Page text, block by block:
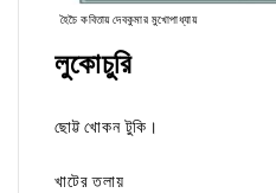
হৈচৈ কবিতায় দেবকুমার মুখোপাধ্যায়
লুকোচুরি
ছোট্ট খোকন টুকি।
খাটের তলায়